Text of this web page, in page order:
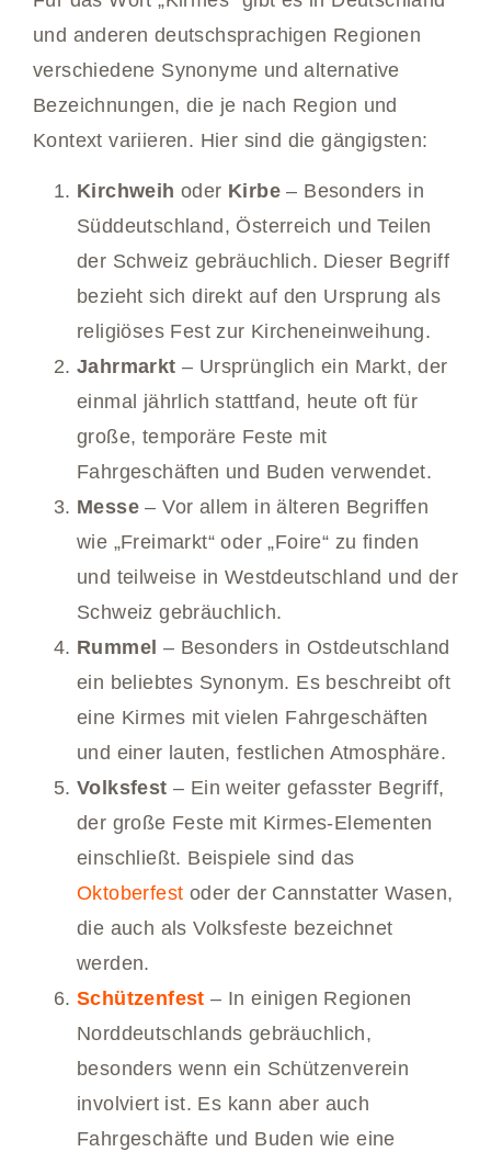
und anderen deutschsprachigen Regionen
verschiedene Synonyme und alternative
Bezeichnungen, die je nach Region und
Kontext variieren. Hier sind die gängigsten:
Kirchweih oder Kirbe – Besonders in
Süddeutschland, Österreich und Teilen
der Schweiz gebräuchlich. Dieser Begriff
bezieht sich direkt auf den Ursprung als
religiöses Fest zur Kircheneinweihung.
Jahrmarkt – Ursprünglich ein Markt, der
einmal jährlich stattfand, heute oft für
große, temporäre Feste mit
Fahrgeschäften und Buden verwendet.
Messe – Vor allem in älteren Begriffen
wie „Freimarkt“ oder „Foire“ zu finden
und teilweise in Westdeutschland und der
Schweiz gebräuchlich.
Rummel – Besonders in Ostdeutschland
ein beliebtes Synonym. Es beschreibt oft
eine Kirmes mit vielen Fahrgeschäften
und einer lauten, festlichen Atmosphäre.
Volksfest – Ein weiter gefasster Begriff,
der große Feste mit Kirmes-Elementen
einschließt. Beispiele sind das
Oktoberfest oder der Cannstatter Wasen,
die auch als Volksfeste bezeichnet
werden.
Schützenfest – In einigen Regionen
Norddeutschlands gebräuchlich,
besonders wenn ein Schützenverein
involviert ist. Es kann aber auch
Fahrgeschäfte und Buden wie eine